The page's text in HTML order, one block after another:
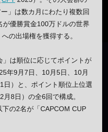
」は数カ月にわたり複数回
優勝賞金100万ドルの世界
への出場権を獲得する。
」は順位に応じてポイントが
年9月7日、10月5日、10月
）と、ポイント順位上位選
8日）の全6回で構成。
下の2名が「CAPCOM CUP